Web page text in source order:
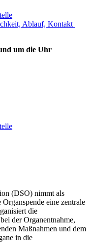
Ablauf, Kontakt
um die Uhr
(DSO) nimmt als
eine zentrale
die
der Organentnahme,
Maßnahmen und dem
in die